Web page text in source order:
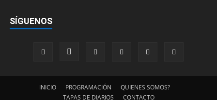
SÍGUENOS
INICIO PROGRAMACIÓN
QUIENES SOMOS?
TAPAS DE DIARIOS
CONTACTO